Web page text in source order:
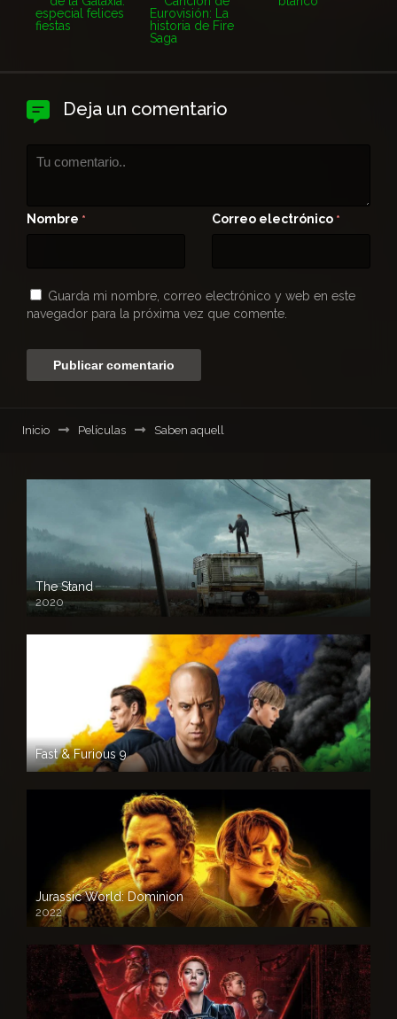
Deja un comentario
Nombre * Correo electrónico *
Guarda mi nombre, correo electrónico y web en este
navegador para la próxima vez que comente.
Inicio Películas Saben aquell
The Stand
2020
Fast & Furious 9
Jurassic World: Dominion
2022